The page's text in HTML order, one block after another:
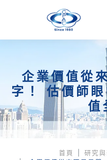
企業價值從
字！ 估價師
值
首頁 研究